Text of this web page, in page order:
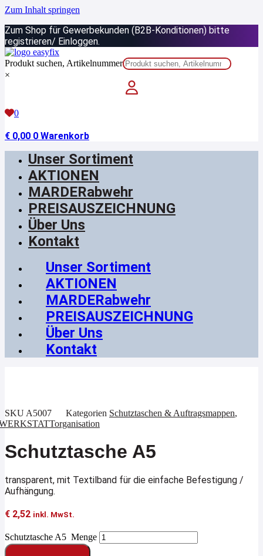
Zum Inhalt springen
Zum Shop für Gewerbekunden (B2B-Konditionen) bitte
registrieren/ Einloggen.
Produkt suchen, Artikelnummer
×
0
€ 0,00 0 Warenkorb
Unser Sortiment
AKTIONEN
MARDERabwehr
PREISAUSZEICHNUNG
Über Uns
Kontakt
Unser Sortiment
AKTIONEN
MARDERabwehr
PREISAUSZEICHNUNG
Über Uns
Kontakt
SKU A5007 Kategorien Schutztaschen & Auftragsmappen,
Schutztasche A5
transparent, mit Textilband für die einfache Befestigung /
Aufhängung.
€ 2,52 inkl. MwSt.
Schutztasche A5 Menge